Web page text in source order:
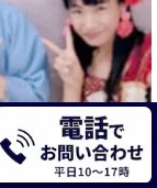
セス【公式】